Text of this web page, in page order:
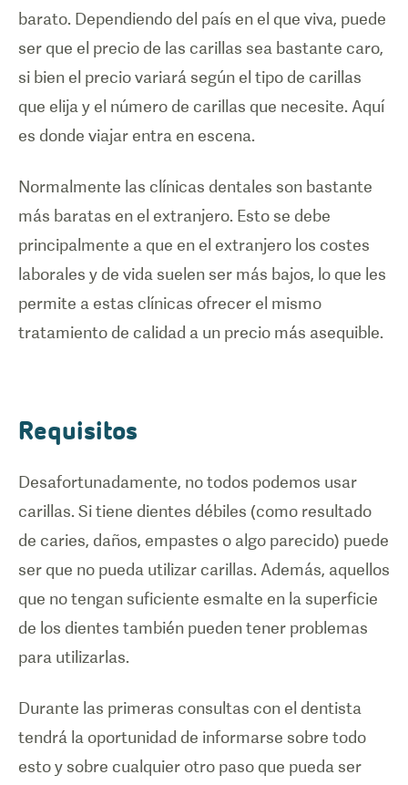
barato. Dependiendo del país en el que viva, puede
ser que el precio de las carillas sea bastante caro,
si bien el precio variará según el tipo de carillas
que elija y el número de carillas que necesite. Aquí
es donde viajar entra en escena.
Normalmente las clínicas dentales son bastante
más baratas en el extranjero. Esto se debe
principalmente a que en el extranjero los costes
laborales y de vida suelen ser más bajos, lo que les
permite a estas clínicas ofrecer el mismo
tratamiento de calidad a un precio más asequible.
Requisitos
Desafortunadamente, no todos podemos usar
carillas. Si tiene dientes débiles (como resultado
de caries, daños, empastes o algo parecido) puede
ser que no pueda utilizar carillas. Además, aquellos
que no tengan suficiente esmalte en la superficie
de los dientes también pueden tener problemas
para utilizarlas.
Durante las primeras consultas con el dentista
tendrá la oportunidad de informarse sobre todo
esto y sobre cualquier otro paso que pueda ser